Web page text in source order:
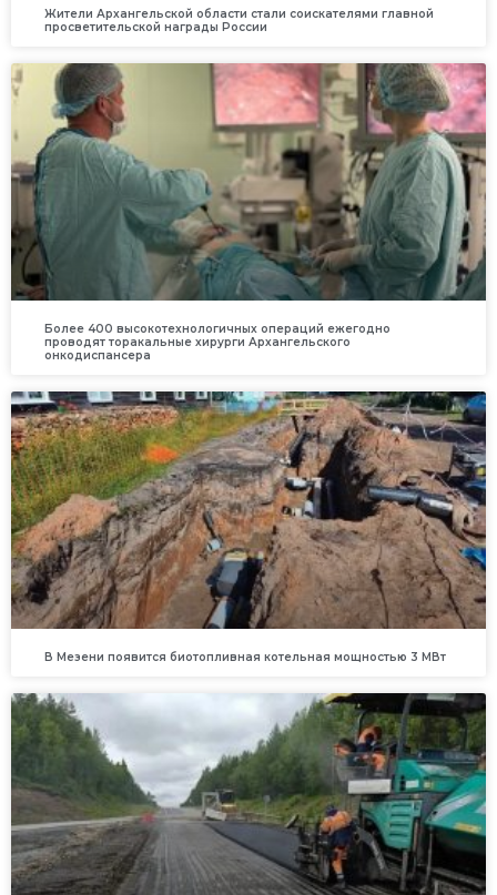
Жители Архангельской области стали соискателями главной
просветительской награды России
Более 400 высокотехнологичных операций ежегодно
проводят торакальные хирурги Архангельского
онкодиспансера
В Мезени появится биотопливная котельная мощностью 3 МВт